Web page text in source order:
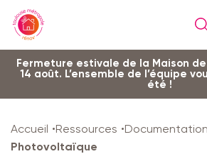
Aller
au
contenu
Aller
à
la
Aller
à
la
Fermeture estivale de la Maison de
14 août. L’ensemble de l’équipe
été !
Accueil Ressources
Photovoltaïque
Gestion de vos préférences sur les